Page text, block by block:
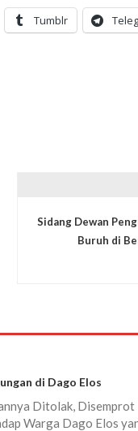
Tumblr
Sidang Dewan
Buruh di
di Dago Elos
Ditolak,
Warga Dago Elos